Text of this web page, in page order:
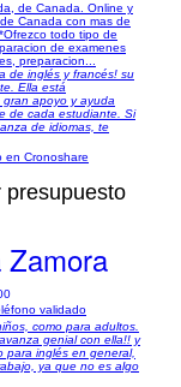
de Canada. Online y
Canada con mas de
todo tipo de
de examenes
preparacion...
de inglés y francés! su
Ella está
apoyo y ayuda
de cada estudiante. Si
de idiomas, te
en Cronoshare
presupuesto
Zamora
validado
como para adultos.
genial con ella!! y
para inglés en general,
ya que no es algo